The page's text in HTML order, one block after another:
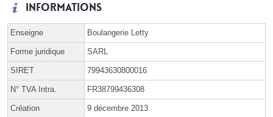
Informations
Enseigne Boulangerie Letty
Forme juridique SARL
SIRET 79943630800016
N° TVA Intra. FR38799436308
Création 9 décembre 2013